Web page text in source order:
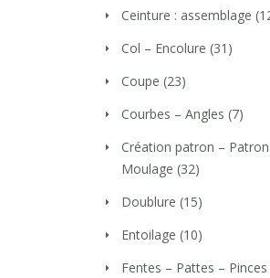
Ceinture : assemblage
Col – Encolure (31)
Coupe (23)
Courbes – Angles (7)
Création patron –
Moulage (32)
Doublure (15)
Entoilage (10)
Fentes – Pattes – Pinces